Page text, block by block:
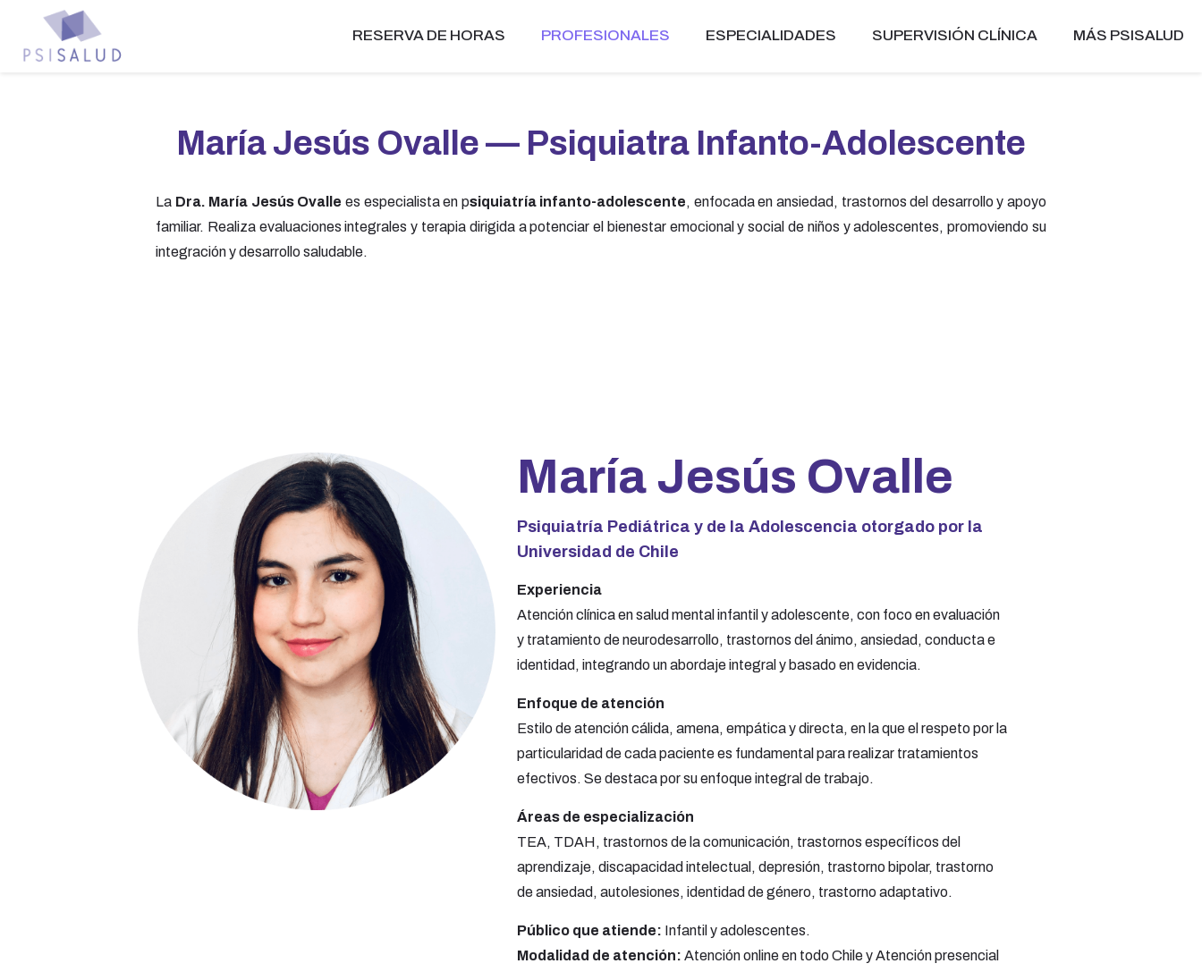
RESERVA DE HORAS PROFESIONALES ESPECIALIDADES SUPERVISIÓN CLÍNICA MÁS PSISALUD
María Jesús Ovalle — Psiquiatra Infanto-Adolescente
La Dra. María Jesús Ovalle es especialista en psiquiatría infanto-adolescente, enfocada en ansiedad, trastornos del desarrollo y apoyo
familiar. Realiza evaluaciones integrales y terapia dirigida a potenciar el bienestar emocional y social de niños y adolescentes, promoviendo su
integración y desarrollo saludable.
María Jesús Ovalle
Psiquiatría Pediátrica y de la Adolescencia otorgado por la
Universidad de Chile
Experiencia
Atención clínica en salud mental infantil y adolescente, con foco en evaluación
y tratamiento de neurodesarrollo, trastornos del ánimo, ansiedad, conducta e
identidad, integrando un abordaje integral y basado en evidencia.
Enfoque de atención
Estilo de atención cálida, amena, empática y directa, en la que el respeto por la
particularidad de cada paciente es fundamental para realizar tratamientos
efectivos. Se destaca por su enfoque integral de trabajo.
Áreas de especialización
TEA, TDAH, trastornos de la comunicación, trastornos específicos del
aprendizaje, discapacidad intelectual, depresión, trastorno bipolar, trastorno
de ansiedad, autolesiones, identidad de género, trastorno adaptativo.
Público que atiende: Infantil y adolescentes.
Modalidad de atención: Atención online en todo Chile y Atención presencial